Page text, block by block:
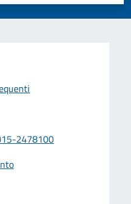
2478100